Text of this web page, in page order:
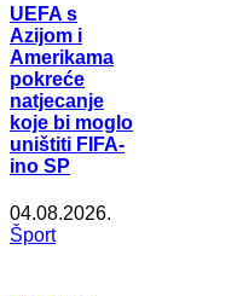
UEFA s
Azijom i
Amerikama
pokreće
natjecanje
koje bi moglo
uništiti FIFA-
ino SP
04.08.2026.
Šport